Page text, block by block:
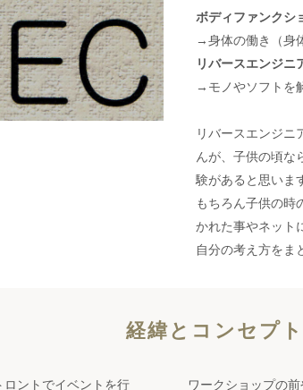
ボディファンクシ
→身体の働き（身
リバースエンジ
→モノやソフトを
リバースエンジニ
んが、 子供の頃な
験があると思いま
もちろん子供の時
かれた事やネット
自分の考え方を ま
経緯とコンセプ
ントでイベントを行
ワークショップの